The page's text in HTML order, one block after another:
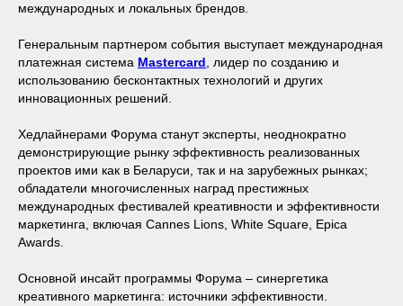
международных и локальных брендов.
Генеральным партнером события выступает международная
платежная система Mastercard , лидер по созданию и
использованию бесконтактных технологий и других
инновационных решений.
Хедлайнерами Форума станут эксперты, неоднократно
демонстрирующие рынку эффективность реализованных
проектов ими как в Беларуси, так и на зарубежных рынках;
обладатели многочисленных наград престижных
международных фестивалей креативности и эффективности
маркетинга, включая Cannes Lions, White Square, Epica
Awards.
Основной инсайт программы Форума – синергетика
креативного маркетинга: источники эффективности.